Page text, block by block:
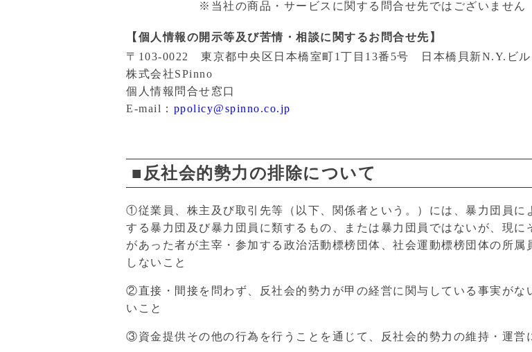
※当社の商品・サービスに関する問合せ先ではございません
【個人情報の開示等及び苦情・相談に関するお問合せ先】
〒103-0022 東京都中央区日本橋室町1丁目13番5号 日本橋貝新N.Y.ビル
株式会社SPinno
個人情報問合せ窓口
E-mail： ppolicy@spinno.co.jp
■反社会的勢力の排除について
①従業員、株主及び取引先等（以下、関係者という。）には、暴力団員に
する暴力団及び暴力団員に類するもの、または暴力団員ではないが、現
があった者が主宰・参加する政治活動標榜団体、社会運動標榜団体の所
しないこと
②直接・間接を問わず、反社会的勢力が甲の経営に関与している事実がな
いこと
③資金提供その他の行為を行うことを通じて、反社会的勢力の維持・運営